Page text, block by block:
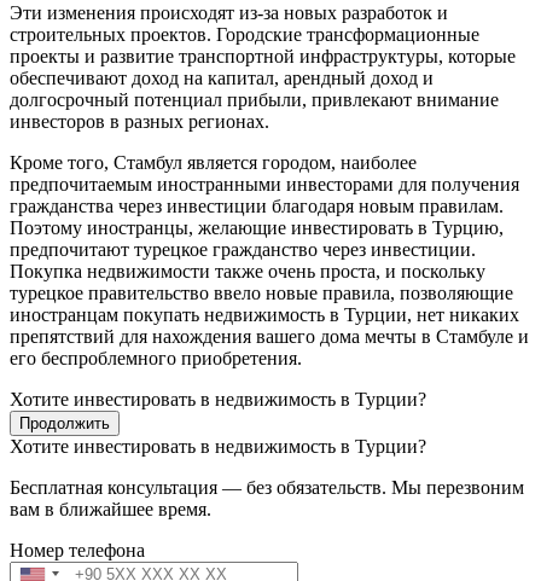
Эти изменения происходят из-за новых разработок и
строительных проектов. Городские трансформационные
проекты и развитие транспортной инфраструктуры, которые
обеспечивают доход на капитал, арендный доход и
долгосрочный потенциал прибыли, привлекают внимание
инвесторов в разных регионах.
Кроме того, Стамбул является городом, наиболее
предпочитаемым иностранными инвесторами для получения
гражданства через инвестиции благодаря новым правилам.
Поэтому иностранцы, желающие инвестировать в Турцию,
предпочитают турецкое гражданство через инвестиции.
Покупка недвижимости также очень проста, и поскольку
турецкое правительство ввело новые правила, позволяющие
иностранцам покупать недвижимость в Турции, нет никаких
препятствий для нахождения вашего дома мечты в Стамбуле и
его беспроблемного приобретения.
Хотите инвестировать в недвижимость в Турции?
Продолжить
Хотите инвестировать в недвижимость в Турции?
Бесплатная консультация — без обязательств. Мы перезвоним
вам в ближайшее время.
Номер телефона